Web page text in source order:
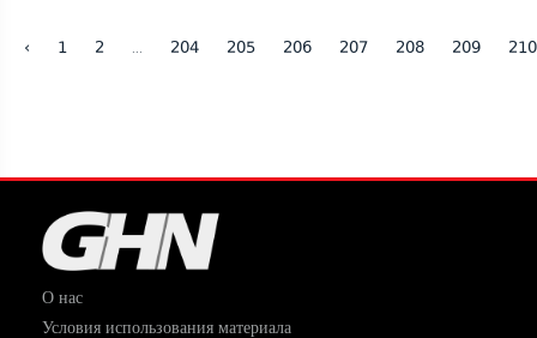
‹ 1 2 204 205 206 207 208 209 210
О нас
Условия использования материала